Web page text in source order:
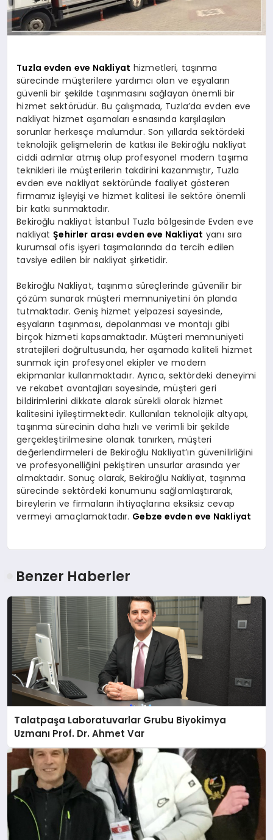
Tuzla evden eve Nakliyat hizmetleri, taşınma
sürecinde müşterilere yardımcı olan ve eşyaların
güvenli bir şekilde taşınmasını sağlayan önemli bir
hizmet sektörüdür. Bu çalışmada, Tuzla’da evden eve
nakliyat hizmet aşamaları esnasında karşılaşılan
sorunlar herkesçe malumdur. Son yıllarda sektördeki
teknolojik gelişmelerin de katkısı ile Bekiroğlu nakliyat
ciddi adımlar atmış olup profesyonel modern taşıma
teknikleri ile müşterilerin takdirini kazanmıştır, Tuzla
evden eve nakliyat sektöründe faaliyet gösteren
firmamız işleyişi ve hizmet kalitesi ile sektöre önemli
bir katkı sunmaktadır.
Bekiroğlu nakliyat İstanbul Tuzla bölgesinde Evden eve
nakliyatŞehirler arası evden eve Nakliyat yanı sıra
kurumsal ofis işyeri taşımalarında da tercih edilen
tavsiye edilen bir nakliyat şirketidir.
Bekiroğlu Nakliyat, taşınma süreçlerinde güvenilir bir
çözüm sunarak müşteri memnuniyetini ön planda
tutmaktadır. Geniş hizmet yelpazesi sayesinde,
eşyaların taşınması, depolanması ve montajı gibi
birçok hizmeti kapsamaktadır. Müşteri memnuniyeti
stratejileri doğrultusunda, her aşamada kaliteli hizmet
sunmak için profesyonel ekipler ve modern
ekipmanlar kullanmaktadır. Ayrıca, sektördeki deneyimi
ve rekabet avantajları sayesinde, müşteri geri
bildirimlerini dikkate alarak sürekli olarak hizmet
kalitesini iyileştirmektedir. Kullanılan teknolojik altyapı,
taşınma sürecinin daha hızlı ve verimli bir şekilde
gerçekleştirilmesine olanak tanırken, müşteri
değerlendirmeleri de Bekiroğlu Nakliyat’ın güvenilirliğini
ve profesyonelliğini pekiştiren unsurlar arasında yer
almaktadır. Sonuç olarak, Bekiroğlu Nakliyat, taşınma
sürecinde sektördeki konumunu sağlamlaştırarak,
bireylerin ve firmaların ihtiyaçlarına eksiksiz cevap
vermeyi amaçlamaktadır. Gebze evden eve Nakliyat
Benzer Haberler
Talatpaşa Laboratuvarlar Grubu Biyokimya
Uzmanı Prof. Dr. Ahmet Var